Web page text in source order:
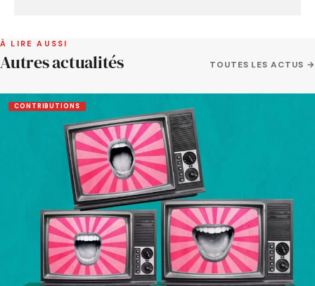
À LIRE AUSSI
Autres actualités TOUTES LES ACTUS →
CONTRIBUTIONS